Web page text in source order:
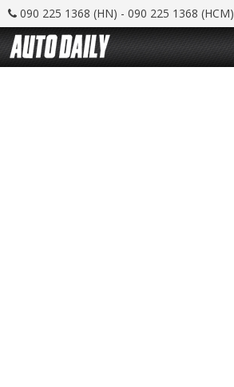
090 225 1368 (HN) - 090 225 1368 (HCM)